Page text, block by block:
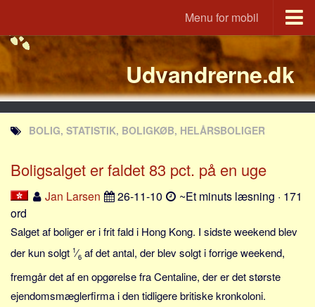
Menu for mobil
Portal
Udvandrerne.dk
Utvandrerne.no
Utvandrarna.se
Tyskland.dk
England.dk
Rusland.dk
JLKM.dk
Lande
Tyrkiet
Spanien
Frankrig
Udvandrerne.dk
BOLIG, STATISTIK, BOLIGKØB, HELÅRSBOLIGER
Boligsalget er faldet 83 pct. på en uge
Jan Larsen 26-11-10
~Et minuts læsning · 171
ord
Salget af boliger er i frit fald i Hong Kong. I sidste weekend blev
der kun solgt 1⁄6 af det antal, der blev solgt i forrige weekend,
fremgår det af en opgørelse fra Centaline, der er det største
ejendomsmæglerfirma i den tidligere britiske kronkoloni.